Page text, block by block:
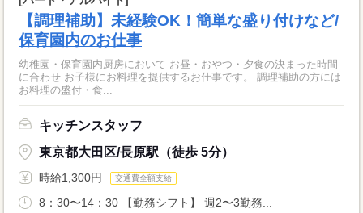
【調理補助】未経験OK！簡単な盛り付けなど/
保育園内のお仕事
幼稚園・保育園内厨房において お昼・おやつ・夕食の決まった時間
に合わせ お子様にお料理を提供するお仕事です。 調理補助の方には
お料理の盛付・食...
キッチンスタッフ
東京都大田区/長原駅（徒歩 5分）
時給1,300円 交通費全額支給
8：30〜14：30 【勤務シフト】 週2〜3勤務...